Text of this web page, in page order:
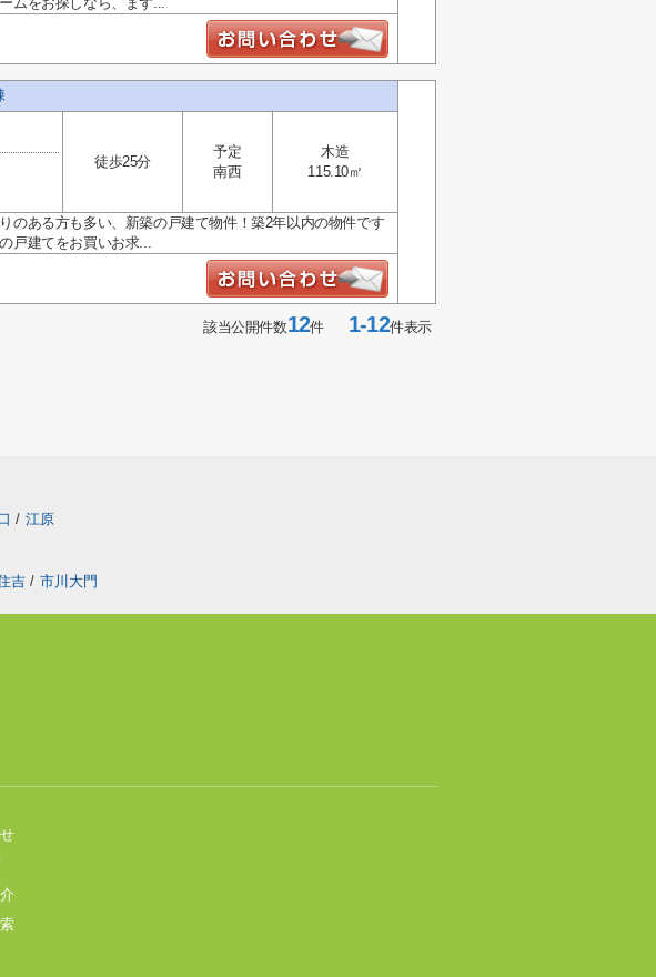
徒歩25分
予定
南西
木造
115.10㎡
のある方も多い、新築の戸建て物件！築2年以内の物件です
戸建てをお買いお求...
該当公開件数12件1-12件表示
/ 江原
吉 / 市川大門